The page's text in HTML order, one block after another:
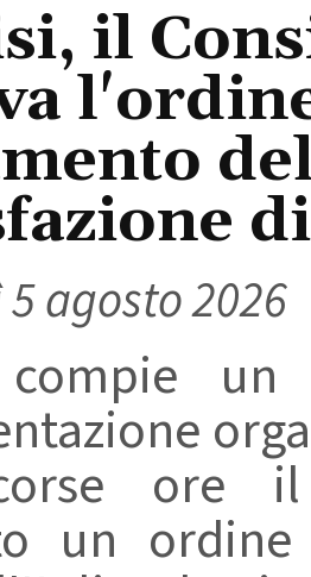
il
agosto 2026
ore
un